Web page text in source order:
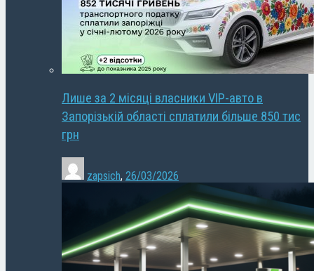
Лише за 2 місяці власники VIP-авто в
Запорізькій області сплатили більше 850 тис
грн
zapsich, 26/03/2026